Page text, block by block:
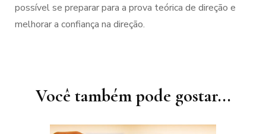
possível se preparar para a prova teórica de direção e
melhorar a confiança na direção.
postVocê também pode gostar...